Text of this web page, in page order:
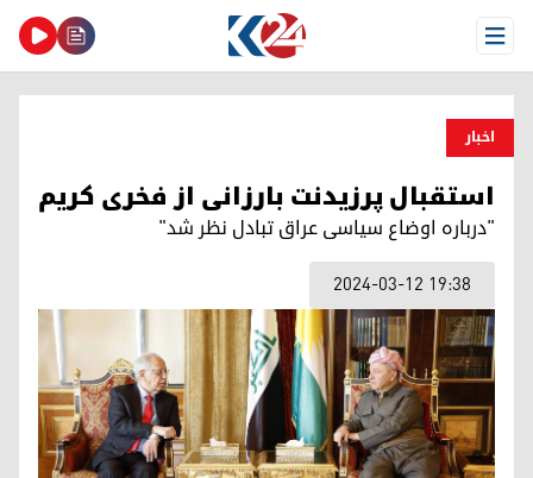
Open Menu
اخبار
استقبال پرزیدنت بارزانی از فخری کریم
"درباره اوضاع سیاسی عراق تبادل نظر شد"
2024-03-12 19:38